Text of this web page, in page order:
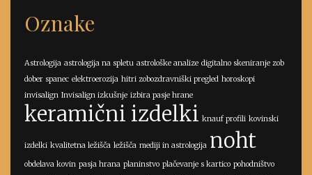
Oznake
Astrologija astrologija na spletu astrološke analize digitalno skeniranje zob
dober spanec elektroerozija hitri zobozdravniški pregled horoskopi
invisalign Invisalign izkušnje izbira pasje hrane
keramični izdelki knauf profili kovinski
izdelki kvalitetna ležišča ležišča mediji in astrologija noht
obdelava kovin pasja hrana planinstvo plačevanje s kartico pohodništvo